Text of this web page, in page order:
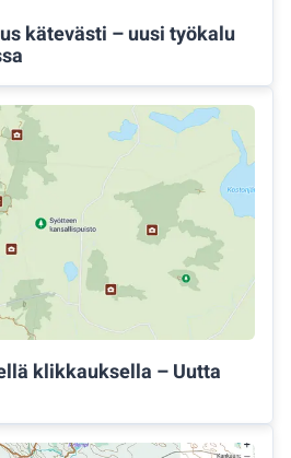
kätevästi – uusi työkalu
klikkauksella – Uutta